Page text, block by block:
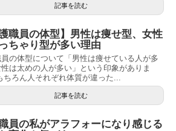
記事を読む
護職員の体型】男性は痩せ型、女性
ちゃり型が多い理由
の体型について「男性は痩せている人が多
性は太めの人が多い」という印象がありま
ちろん人それぞれ体質が違った...
記事を読む
員の私がアラフォーになり感じる